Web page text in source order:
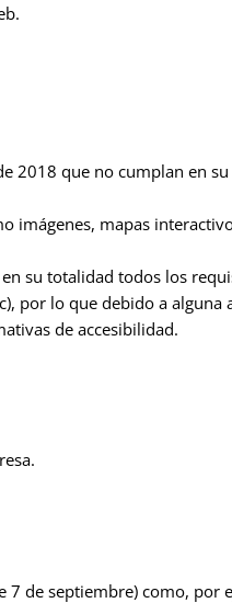
2018 que no cumplan en
imágenes, mapas
su totalidad todos los
por lo que debido a
de accesibilidad.
7 de septiembre) como, por